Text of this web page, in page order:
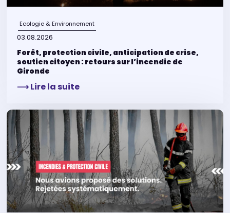
Ecologie & Environnement
03.08.2026
Forêt, protection civile, anticipation de crise,
soutien citoyen : retours sur l’incendie de
Gironde
⟶ Lire la suite